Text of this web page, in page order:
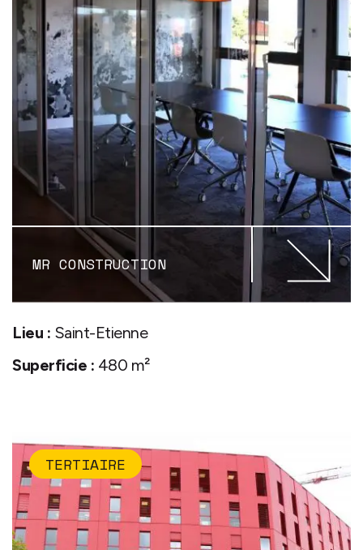
MR CONSTRUCTION
Lieu : Saint-Etienne
Superficie : 480 m²
TERTIAIRE